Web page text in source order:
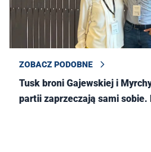
ZOBACZ PODOBNE
Tusk broni Gajewskiej i
partii zaprzeczają sami sobie.